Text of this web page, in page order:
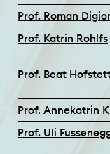
Prof. Roman
Prof. Katrin Rohlfs
Prof. Beat
Prof. Annekatrin
Prof. Uli